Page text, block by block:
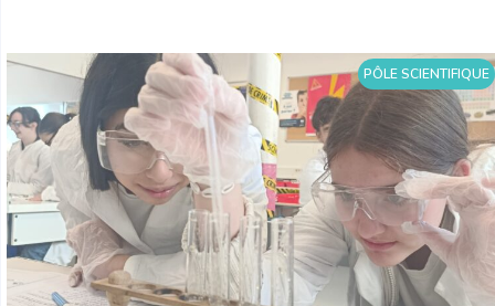
PÔLE SCIENTIFIQUE